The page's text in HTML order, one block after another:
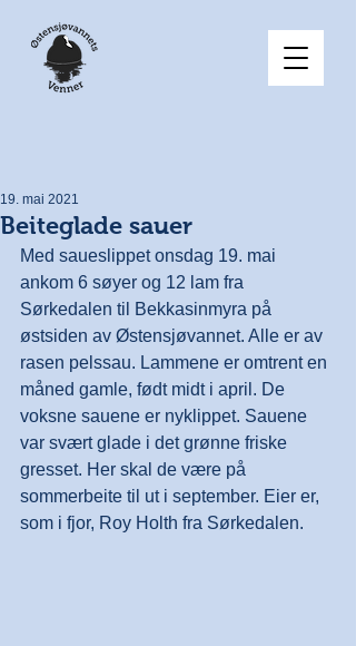
Beiteglade sauer
19. mai 2021
Med saueslippet onsdag 19. mai
ankom 6 søyer og 12 lam fra
Sørkedalen til Bekkasinmyra på
østsiden av Østensjøvannet. Alle er av
rasen pelssau. Lammene er omtrent en
måned gamle, født midt i april. De
voksne sauene er nyklippet. Sauene
var svært glade i det grønne friske
gresset. Her skal de være på
sommerbeite til ut i september. Eier er,
som i fjor, Roy Holth fra Sørkedalen.